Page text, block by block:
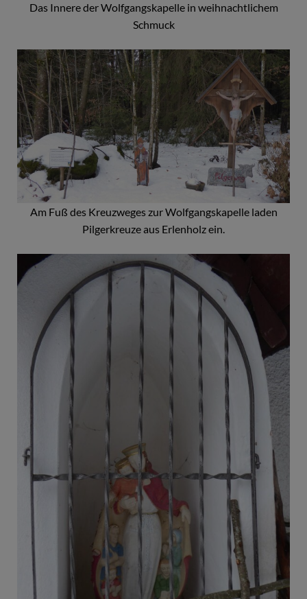
Das Innere der Wolfgangskapelle in weihnachtlichem
Schmuck
Am Fuß des Kreuzweges zur Wolfgangskapelle laden
Pilgerkreuze aus Erlenholz ein.